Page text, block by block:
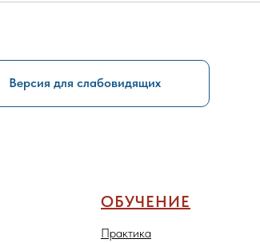
Версия для слабовидящих
ОБУЧЕНИЕ
Практика